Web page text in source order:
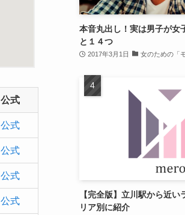
公式
公式
公式
公式
公式
本音丸出し！実は男子が女
と１４つ
2017年3月1日 女のための「
【完全版】立川駅から近
リア別に紹介